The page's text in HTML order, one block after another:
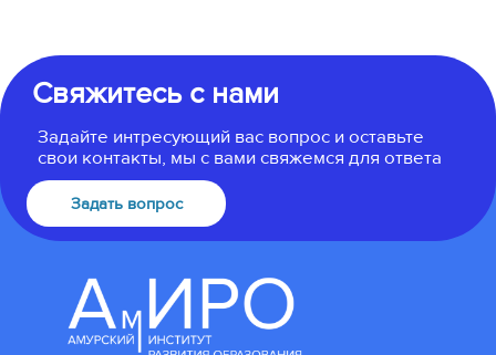
Свяжитесь с нами
Задайте интресующий вас вопрос и оставьте
свои контакты, мы с вами свяжемся для ответа
Задать вопрос